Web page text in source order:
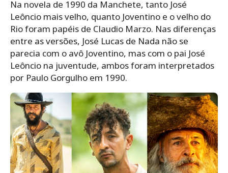
Na novela de 1990 da Manchete, tanto José
Leôncio mais velho, quanto Joventino e o velho do
Rio foram papéis de Claudio Marzo. Nas diferenças
entre as versões, José Lucas de Nada não se
parecia com o avô Joventino, mas com o pai José
Leôncio na juventude, ambos foram interpretados
por Paulo Gorgulho em 1990.